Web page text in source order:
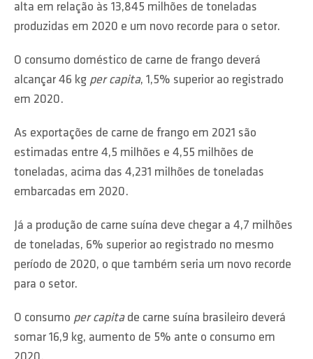
alta em relação às 13,845 milhões de toneladas
produzidas em 2020 e um novo recorde para o setor.
O consumo doméstico de carne de frango deverá
alcançar 46 kg per capita, 1,5% superior ao registrado
em 2020.
As exportações de carne de frango em 2021 são
estimadas entre 4,5 milhões e 4,55 milhões de
toneladas, acima das 4,231 milhões de toneladas
embarcadas em 2020.
Já a produção de carne suína deve chegar a 4,7 milhões
de toneladas, 6% superior ao registrado no mesmo
período de 2020, o que também seria um novo recorde
para o setor.
O consumo per capitade carne suína brasileiro deverá
somar 16,9 kg, aumento de 5% ante o consumo em